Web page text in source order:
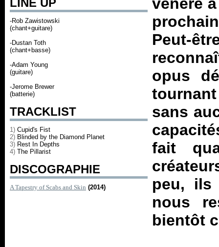
LINE UP
-Rob Zawistowski
(chant+guitare)
-Dustan Toth
(chant+basse)
-Adam Young
(guitare)
-Jerome Brewer
(batterie)
TRACKLIST
1) Cupid's Fist
2) Blinded by the Diamond Planet
3) Rest In Depths
4) The Pillarist
DISCOGRAPHIE
A Tapestry of Scabs and Skin (2014)
opus
sans
fait
peu, ils
nous
bientôt